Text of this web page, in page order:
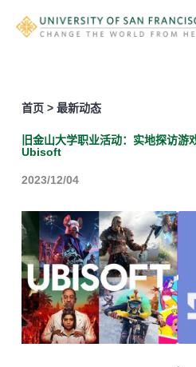
首页 > 最新动态
旧金山大学职业活动：实地探访
Ubisoft
2023/12/04